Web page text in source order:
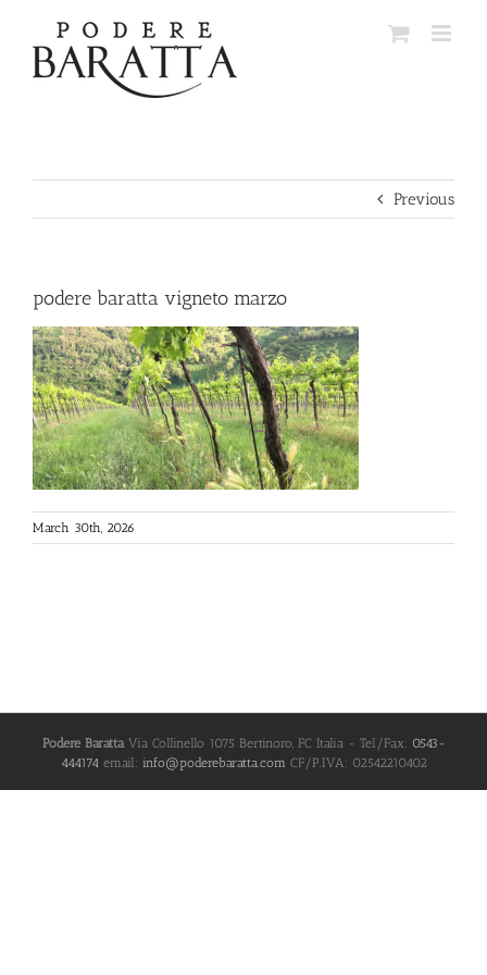
content
Previous
podere baratta vigneto marzo
March 30th, 2026
Podere Baratta Via Collinello 1075 Bertinoro, FC Italia - Tel/Fax: 0543-
444174email: info@poderebaratta.com CF/P.IVA: 02542210402